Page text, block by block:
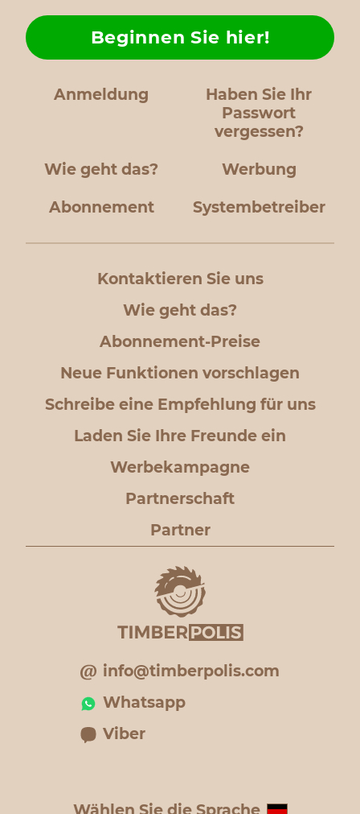
Anmeldung
Haben Sie Ihr
Passwort
vergessen?
Wie geht das?
Beginnen Sie hier!
Werbung
Abonnement Systembetreiber
Kontaktieren Sie uns
Wie geht das?
Abonnement-Preise
Neue Funktionen vorschlagen
Schreibe eine Empfehlung für uns
Laden Sie Ihre Freunde ein
Werbekampagne
Partnerschaft
Partner
info@timberpolis.com
Whatsapp
Viber